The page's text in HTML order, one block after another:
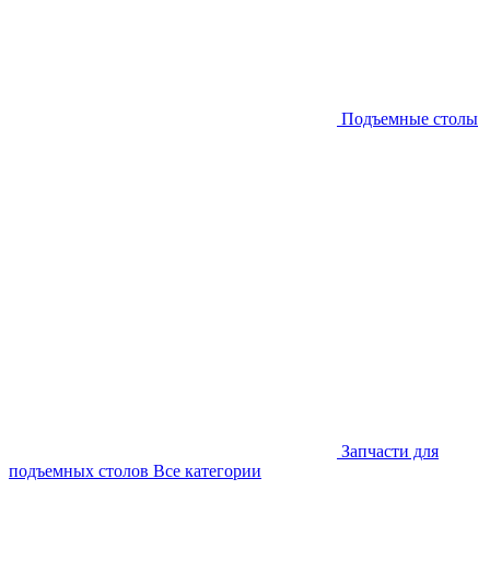
Подъемные столы
Запчасти для
подъемных столов Все категории